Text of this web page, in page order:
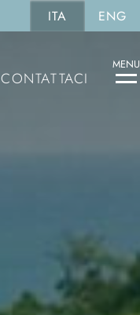
ITA ENG
CONTATTACI
MENU